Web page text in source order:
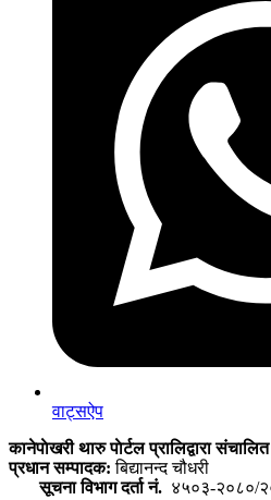
वाट्सऐप
कानेपाेखरी थारु पाेर्टल प्रालिद्वारा
प्रधान सम्पादक: बिद्यानन्द
सूचना विभाग दर्ता नं. ४५०३-२०८०/